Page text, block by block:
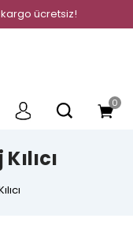
ücretsiz!
0